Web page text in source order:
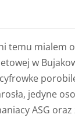
temu mialem
w
jedyne
ASG oraz